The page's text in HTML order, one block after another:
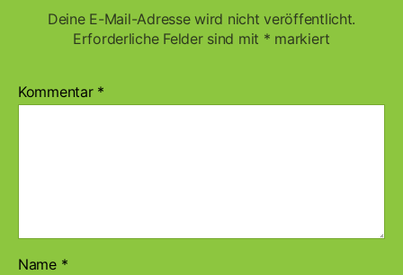
Deine E-Mail-Adresse wird nicht veröffentlicht.
Erforderliche Felder sind mit * markiert
Kommentar *
Name *